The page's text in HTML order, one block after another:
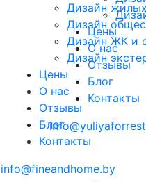
Дизайн
Дизайн
Дизайн ЖК и
Дизайн
Цены
О нас
Отзывы
Блог
Контакты
info@fineandhome.by
Цены
О нас
Отзывы
Блог
Контакты